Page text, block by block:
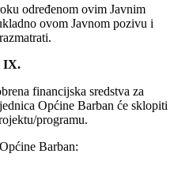
određenom ovim Javnim
ovom Javnom pozivu i
IX.
financijska sredstva za
Općine Barban će sklopiti
programu.
Barban: